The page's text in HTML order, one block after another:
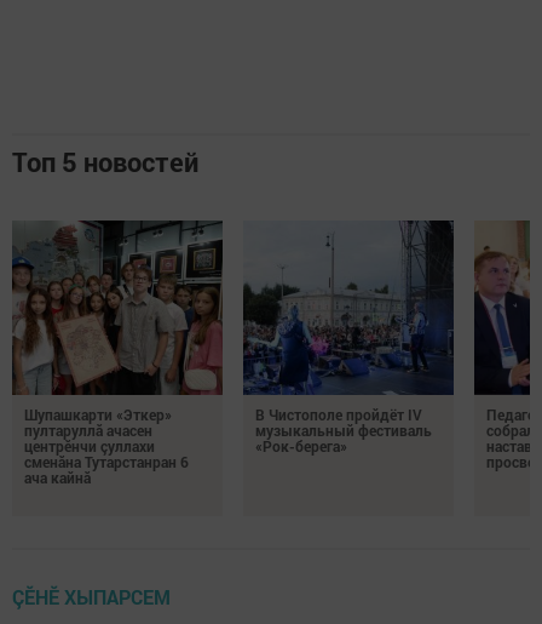
Топ 5 новостей
Шупашкарти «Эткер»
пултаруллă ачасен
центрӗнчи çуллахи
сменăна Тутарстанран 6
ача кайнă
В Чистополе пройдёт IV
музыкальный фестиваль
«Рок-берега»
ÇӖНӖ ХЫПАРСЕМ